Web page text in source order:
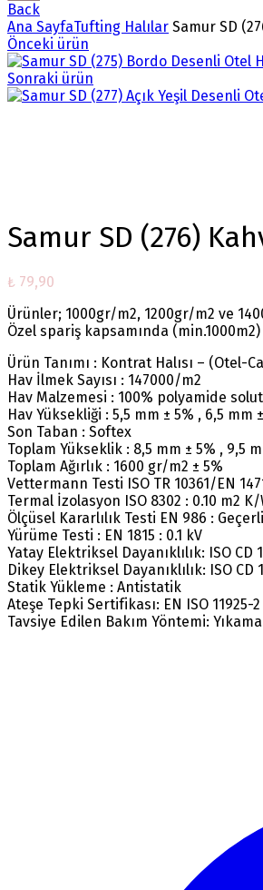
Back
Ana SayfaTufting Halılar Samur SD
Önceki ürün
Sonraki ürün
Samur SD (276)
₺ 79,90
Ürünler; 1000gr/m2, 1200gr/m2 ve
Özel spariş kapsamında
Ürün Tanımı : Kontrat Halısı – (Otel-
Hav İlmek Sayısı : 147000/m2
Hav Malzemesi : 100% polyamide
Hav Yüksekliği : 5,5 mm ± 5% , 6,5 mm
Son Taban : Softex
Toplam Yükseklik : 8,5 mm ± 5% , 9,5
Toplam Ağırlık : 1600 gr/m2 ± 5%
Vettermann Testi ISO TR 10361/EN
Termal İzolasyon ISO 8302 : 0.10 m2 K/
Ölçüsel Kararlılık Testi EN 986 : Geçerli
Yürüme Testi : EN 1815 : 0.1 kV
Yatay Elektriksel Dayanıklılık: ISO CD
Dikey Elektriksel Dayanıklılık: ISO CD
Statik Yükleme : Antistatik
Ateşe Tepki Sertifikası: EN ISO 11925-2
Tavsiye Edilen Bakım Yöntemi: